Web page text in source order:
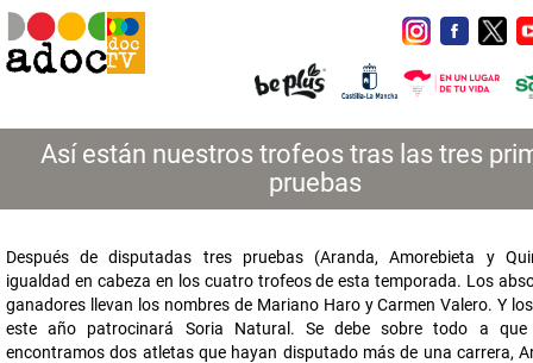
Así están nuestros trofeos tras las tres
pruebas
Después de disputadas tres pruebas (Aranda, Amorebieta y
igualdad en cabeza en los cuatro trofeos de esta temporada. Los
ganadores llevan los nombres de Mariano Haro y Carmen Valero. Y
este año patrocinará Soria Natural. Se debe sobre todo a que
encontramos dos atletas que hayan disputado más de una carrera,